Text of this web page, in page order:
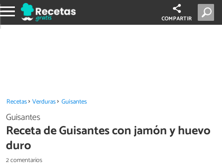
COMPARTIR
Recetas Verduras Guisantes
Guisantes
Receta de Guisantes con jamón y huevo
duro
2 comentarios